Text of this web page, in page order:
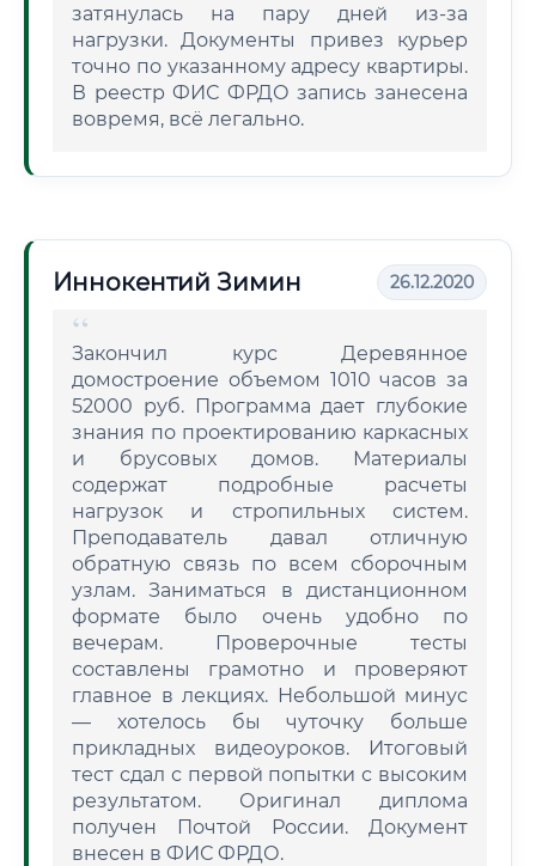
затянулась на пару дней из-за
нагрузки. Документы привез курьер
точно по указанному адресу квартиры.
В реестр ФИС ФРДО запись занесена
вовремя, всё легально.
Иннокентий Зимин 26.12.2020
Закончил курс Деревянное
домостроение объемом 1010 часов за
52000 руб. Программа дает глубокие
знания по проектированию каркасных
и брусовых домов. Материалы
содержат подробные расчеты
нагрузок и стропильных систем.
Преподаватель давал отличную
обратную связь по всем сборочным
узлам. Заниматься в дистанционном
формате было очень удобно по
вечерам. Проверочные тесты
составлены грамотно и проверяют
главное в лекциях. Небольшой минус
— хотелось бы чуточку больше
прикладных видеоуроков. Итоговый
тест сдал с первой попытки с высоким
результатом. Оригинал диплома
получен Почтой России. Документ
внесен в ФИС ФРДО.